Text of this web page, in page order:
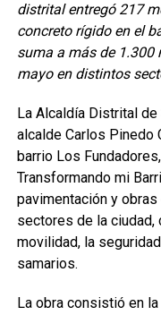
distrital entregó 217
concreto rígido en el
suma a más de 1.300
mayo en distintos
La Alcaldía Distrital
alcalde Carlos Pinedo
barrio Los
Transformando mi
pavimentación y
sectores de la ciudad,
movilidad, la
samarios.
La obra consistió en